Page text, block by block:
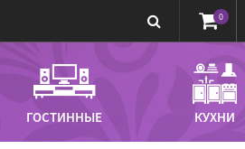
0
ГОСТИННЫЕ КУХНИ